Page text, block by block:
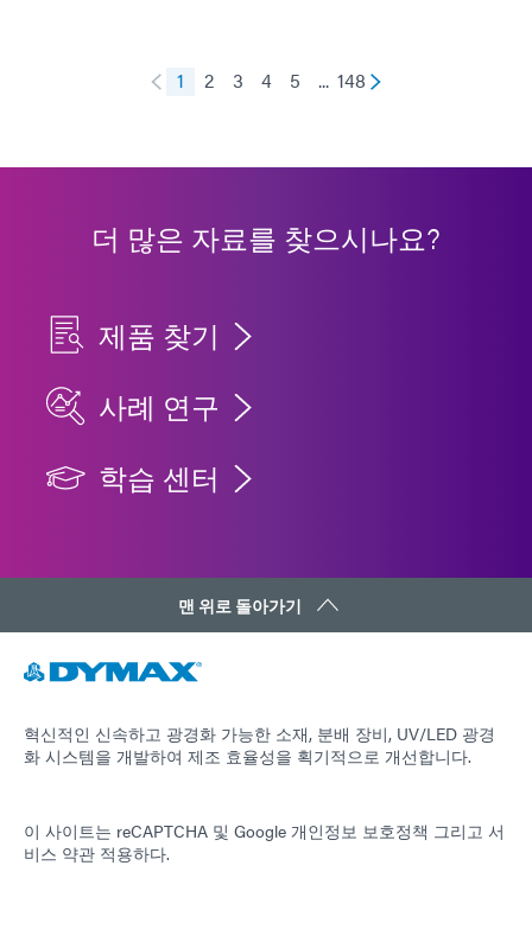
1 2 3 4 5 ... 148
더 많은 자료를 찾으시나요?
제품 찾기
사례 연구
학습 센터
맨 위로 돌아가기
혁신적인 신속하고 광경화 가능한 소재, 분배 장비, UV/LED 광경
화 시스템을 개발하여 제조 효율성을 획기적으로 개선합니다.
이 사이트는 reCAPTCHA 및 Google 개인정보 보호정책 그리고 서
비스 약관 적용하다.